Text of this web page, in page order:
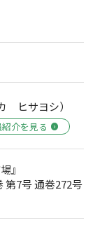
ヒサヨシ）
介を見る
』
第7号 通巻272号